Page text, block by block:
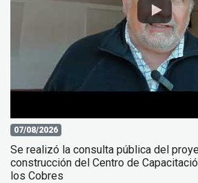
07/08/2026
Se realizó la consulta pública del
construcción del Centro de
los Cobres